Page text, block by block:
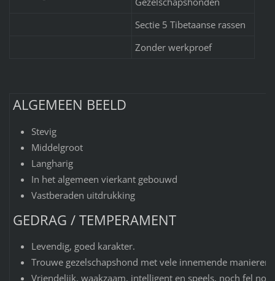
Sectie 5 Tibetaanse rassen
Zonder werkproef
ALGEMEEN BEELD
Stevig
Middelgroot
Langharig
In het algemeen vierkant gebouwd
Vastberaden uitdrukking
GEDRAG / TEMPERAMENT
Levendig, goed karakter.
Trouwe gezelschapshond met vele innemende manieren.
Vriendelijk, waakzaam, intelligent en speels, noch fel